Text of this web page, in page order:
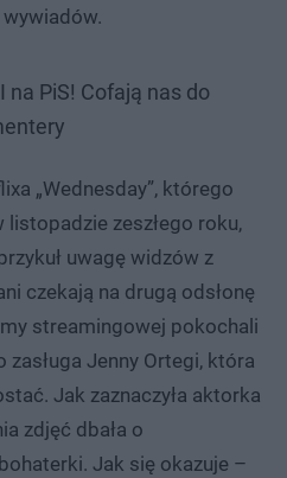
na PiS! Cofają nas do
„Wednesday”, którego
listopadzie zeszłego roku,
uwagę widzów z
czekają na drugą odsłonę
streamingowej pokochali
zasługa Jenny Ortegi, która
Jak zaznaczyła aktorka
zdjęć dbała o
Jak się okazuje –